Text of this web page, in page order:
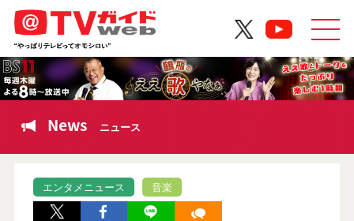
News ニュース
エンタメニュース 音楽